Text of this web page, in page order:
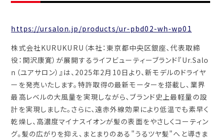
https://ursalon.jp/products/ur-pbd02-wh-wp01
株式会社KURUKURU（本社：東京都中央区銀座、代表取締
役：関沢康寛）が展開するライフビューティーブランド『Ur.Salo
n（ユアサロン）』は、2025年2月10日より、新モデルのドライヤ
ーを発売いたします。特許取得の最新モーターを搭載し、業界
最高レベルの大風量を実現しながら、ブランド史上最軽量の設
計を実現しました。さらに、遠赤外線効果により低温でも素早く
乾燥し、高濃度マイナスイオンが髪の表面をやさしくコーティン
グ。髪の広がりを抑え、まとまりのある"うるツヤ髪"へと導きま